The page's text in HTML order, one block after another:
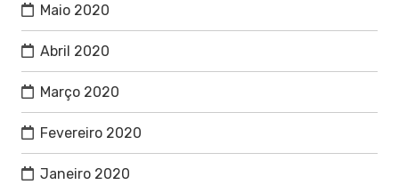
Maio 2020
Abril 2020
Março 2020
Fevereiro 2020
Janeiro 2020